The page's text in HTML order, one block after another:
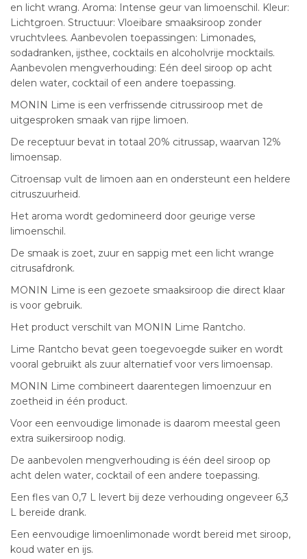
en licht wrang. Aroma: Intense geur van limoenschil. Kleur:
Lichtgroen. Structuur: Vloeibare smaaksiroop zonder
vruchtvlees. Aanbevolen toepassingen: Limonades,
sodadranken, ijsthee, cocktails en alcoholvrije mocktails.
Aanbevolen mengverhouding: Eén deel siroop op acht
delen water, cocktail of een andere toepassing.
MONIN Lime is een verfrissende citrussiroop met de
uitgesproken smaak van rijpe limoen.
De receptuur bevat in totaal 20% citrussap, waarvan 12%
limoensap.
Citroensap vult de limoen aan en ondersteunt een heldere
citruszuurheid.
Het aroma wordt gedomineerd door geurige verse
limoenschil.
De smaak is zoet, zuur en sappig met een licht wrange
citrusafdronk.
MONIN Lime is een gezoete smaaksiroop die direct klaar
is voor gebruik.
Het product verschilt van MONIN Lime Rantcho.
Lime Rantcho bevat geen toegevoegde suiker en wordt
vooral gebruikt als zuur alternatief voor vers limoensap.
MONIN Lime combineert daarentegen limoenzuur en
zoetheid in één product.
Voor een eenvoudige limonade is daarom meestal geen
extra suikersiroop nodig.
De aanbevolen mengverhouding is één deel siroop op
acht delen water, cocktail of een andere toepassing.
Een fles van 0,7 L levert bij deze verhouding ongeveer 6,3
L bereide drank.
Een eenvoudige limoenlimonade wordt bereid met siroop,
koud water en ijs.